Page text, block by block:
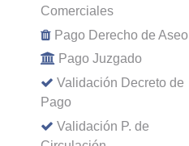
Comerciales
Pago Derecho de Aseo
Pago Juzgado
Validación Decreto de
Pago
Validación P. de